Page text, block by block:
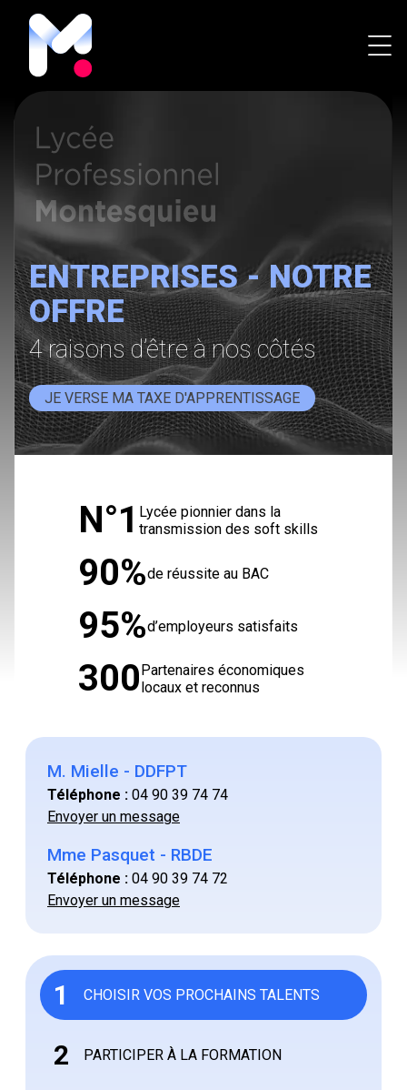
ENTREPRISES - NOTRE
OFFRE
4 raisons d’être à nos côtés
JE VERSE MA TAXE D'APPRENTISSAGE
N°1 Lycée pionnier dans la
transmission des soft skills
90%de réussite au BAC
95%d’employeurs satisfaits
300Partenaires économiques
locaux et reconnus
1 CHOISIR VOS PROCHAINS TALENTS
2 PARTICIPER À LA FORMATION
M. Mielle - DDFPT
Téléphone : 04 90 39 74 74
Envoyer un message
Mme Pasquet - RBDE
Téléphone : 04 90 39 74 72
Envoyer un message